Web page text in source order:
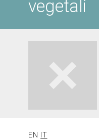
vegetali
EN IT